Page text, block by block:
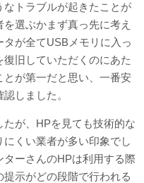
トラブルが起きたことが
選ぶかまず真っ先に考え
が全てUSBメモリに入っ
旧していただくのにあた
が第一だと思い、一番安
しました。
が、HPを見ても技術的な
くい業者が多い印象でし
ーさんのHPは利用する際
示がどの段階で行われる